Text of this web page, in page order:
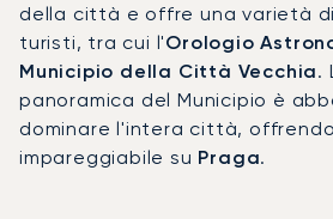
della città e offre una varietà
turisti, tra cui l'Orologio
Municipio della Città Vecchia.
panoramica del Municipio è
dominare l'intera città,
impareggiabile su Praga.